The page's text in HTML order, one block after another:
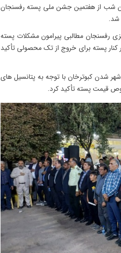
شب از هفتمین جشن ملی پسته رفسنجان
شد.
رفسنجان مطالبی پیرامون مشکلات پسته
پسته برای خروج از تک محصولی تأکید
شدن کبوترخان با توجه به پتانسیل های
قیمت پسته تأکید کرد.